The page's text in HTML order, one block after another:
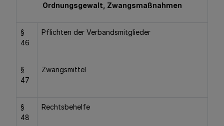
Ordnungsgewalt, Zwangsmaßnahmen
§
46
Pflichten der Verbandsmitglieder
§
47
Zwangsmittel
§
48
Rechtsbehelfe